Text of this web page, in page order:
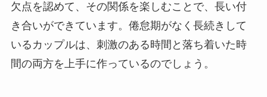
欠点を認めて、その関係を楽しむことで、長い付
き合いができています。倦怠期がなく長続きして
いるカップルは、刺激のある時間と落ち着いた時
間の両方を上手に作っているのでしょう。